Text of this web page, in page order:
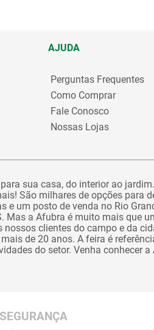
AJUDA
Perguntas Frequentes
Como Comprar
Fale Conosco
Nossas Lojas
sua casa, do interior ao
São milhares de opções para
um posto de venda no Rio
a Afubra é muito mais que
clientes do campo e da
de 20 anos. A feira é
do setor. Venha conhecer a
SEGURANÇA